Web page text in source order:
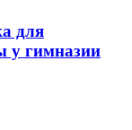
для
у гимназии